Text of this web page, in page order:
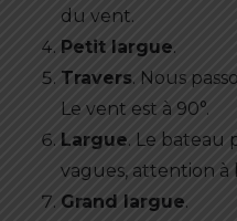
du vent.
Petit largue.
Travers. Nous
Le vent est à 90°.
Largue. Le bateau
vagues, attention à
Grand largue.